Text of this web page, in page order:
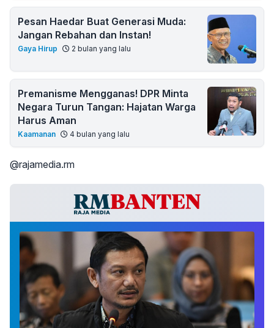
Pesan Haedar Buat Generasi Muda:
Jangan Rebahan dan Instan!
Gaya Hirup 2 bulan yang lalu
Premanisme Mengganas! DPR Minta
Negara Turun Tangan: Hajatan Warga
Harus Aman
Kaamanan 4 bulan yang lalu
@rajamedia.rm